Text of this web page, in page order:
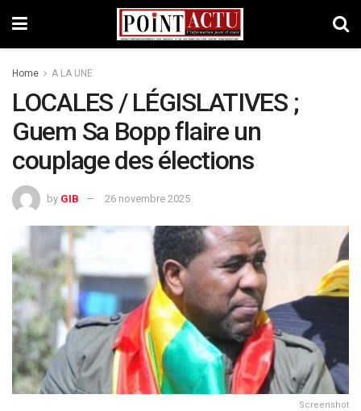
Home A LA UNE
LOCALES / LÉGISLATIVES ;
Guem Sa Bopp flaire un
couplage des élections
by GIB 26 novembre 2025
Screenshot